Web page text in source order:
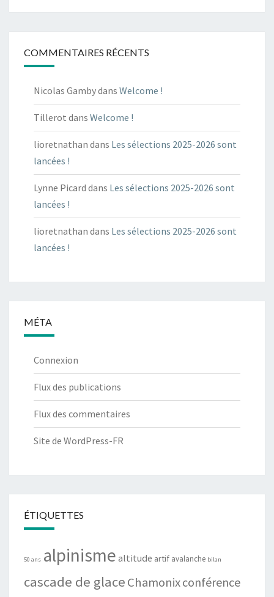
COMMENTAIRES RÉCENTS
Nicolas Gambydans Welcome !
Tillerot dans Welcome !
lioretnathan dans Les sélections 2025-2026 sont
lancées !
Lynne Picard dans Les sélections 2025-2026 sont
lancées !
lioretnathan dans Les sélections 2025-2026 sont
lancées !
MÉTA
Connexion
Flux des publications
Flux des commentaires
Site de WordPress-FR
ÉTIQUETTES
50 ans alpinisme altitude artif avalanche bilan
cascade de glaceChamonixconférence